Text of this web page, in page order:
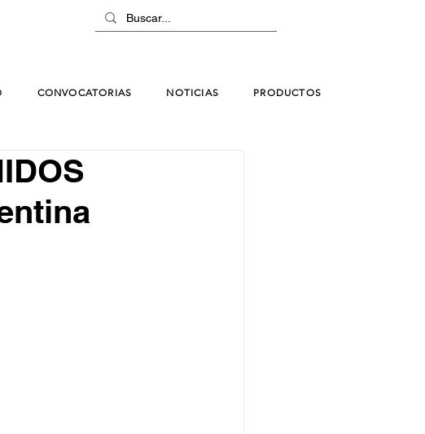
CONVOCATORIAS NOTICIAS PRODUCTOS